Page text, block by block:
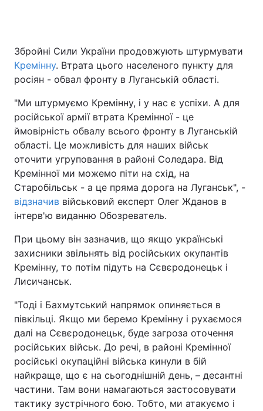
Збройні Сили України продовжують штурмувати
Кремінну. Втрата цього населеного пункту для
росіян - обвал фронту в Луганській області.
"Ми штурмуємо Кремінну, і у нас є успіхи. А для
російської армії втрата Кремінної - це
ймовірність обвалу всього фронту в Луганській
області. Це можливість для наших військ
оточити угруповання в районі Соледара. Від
Кремінної ми можемо піти на схід, на
Старобільськ - а це пряма дорога на Луганськ", -
відзначив військовий експерт Олег Жданов в
інтерв'ю виданню Обозреватель.
При цьому він зазначив, що якщо українські
захисники звільнять від російських окупантів
Кремінну, то потім підуть на Сєвєродонецьк і
Лисичанськ.
"Тоді і Бахмутський напрямок опиняється в
півкільці. Якщо ми беремо Кремінну і рухаємося
далі на Сєвєродонецьк, буде загроза оточення
російських військ. До речі, в районі Кремінної
російські окупаційні війська кинули в бій
найкраще, що є на сьогоднішній день, – десантні
частини. Там вони намагаються застосовувати
тактику зустрічного бою. Тобто, ми атакуємо і